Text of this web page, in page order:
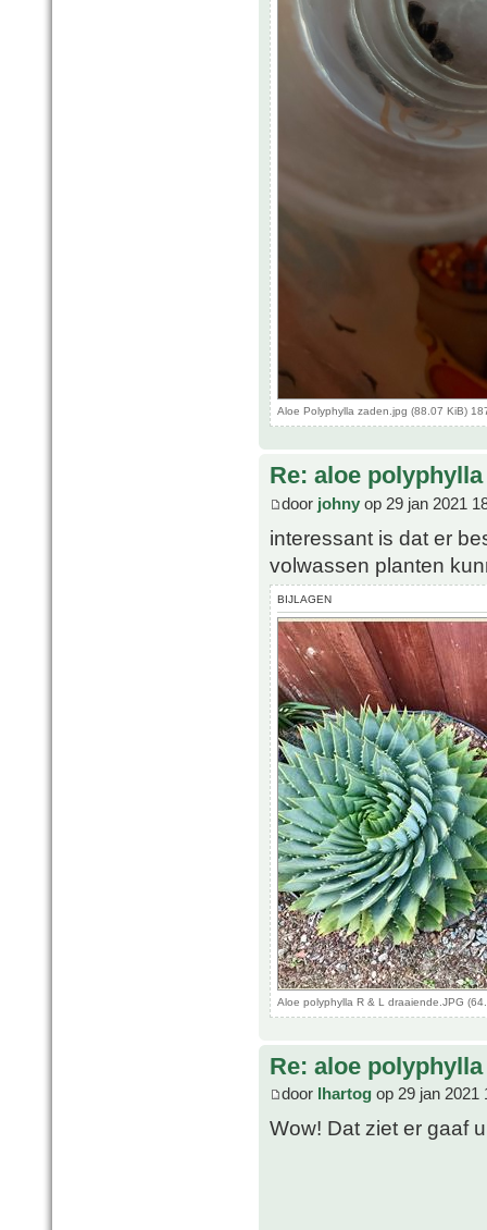
Aloe Polyphylla zaden.jpg (88.07 KiB)
Re: aloe polyphylla
door johny op 29 jan 2021
interessant is dat er
volwassen planten
BIJLAGEN
Aloe polyphylla R & L draaiende.JPG
Re: aloe polyphylla
door lhartog op 29 jan 2021
Wow! Dat ziet er gaaf